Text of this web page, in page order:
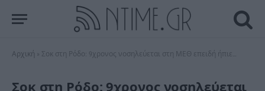
Αρχική Σοκ στη Ρόδο: 9χρονος νοσηλεύεται στη ΜΕΘ επειδή ήπιε…
Σοκ στη Ρόδο: 9χρονος νοσηλεύεται